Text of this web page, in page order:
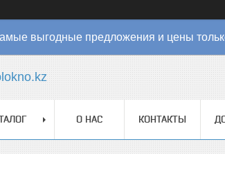
выгодные предложения и цены
О НАС КОНТАКТЫ